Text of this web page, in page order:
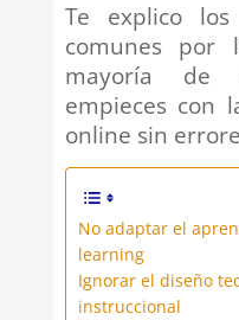
Te explico
comunes por
mayoría de
empieces con
online sin
No adaptar el
learning
Ignorar el diseño
instruccional